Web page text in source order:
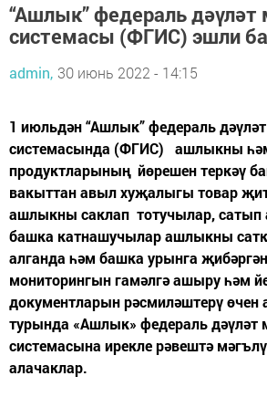
“Ашлык” федераль дәүләт
системасы (ФГИС) эшли
admin, 30 июнь 2022 - 14:15
1 июльдән “Ашлык” федераль
системасында (ФГИС) ашлыкны
продуктларының йөрешен теркәү
вакыттан авыл хуҗалыгы товар
ашлыкны саклап тотучылар, сатып
башка катнашучылар ашлыкны
алганда һәм башка урынга
мониторингын гамәлгә ашыру һәм
документларын рәсмиләштерү өчен
турында «Ашлык» федераль дәүләт
системасына ирекле рәвештә
алачаклар.